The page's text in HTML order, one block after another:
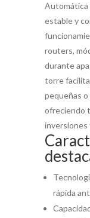
Automática
estable y
routers,
durante
torre
pequeñas
ofreciendo
inversiones
rápida